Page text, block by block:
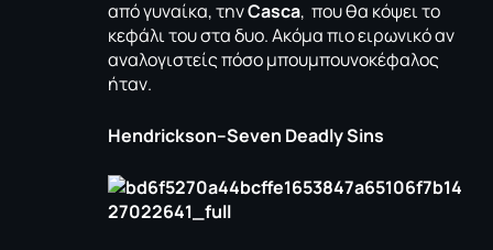
από γυναίκα, τηνCasca, που θα κόψει το
κεφάλι του στα δυο. Ακόμα πιο ειρωνικό αν
αναλογιστείς πόσο μπουμπουνοκέφαλος
ήταν.
Hendrickson–Seven DeadlySins